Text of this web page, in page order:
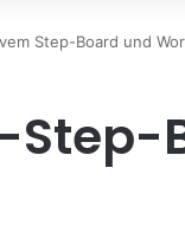
Step-Board und